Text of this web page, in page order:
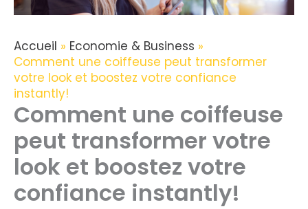
Accueil
Economie & Business
Comment une coiffeuse peut transformer
votre look et boostez votre confiance
instantly!
Comment une coiffeuse
peut transformer votre
look et boostez votre
confiance instantly!